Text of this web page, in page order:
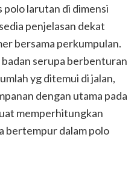
polo larutan di dimensi
penjelasan dekat
bersama perkumpulan.
serupa berbenturan
yg ditemui di jalan,
dengan utama pada
memperhitungkan
bertempur dalam polo